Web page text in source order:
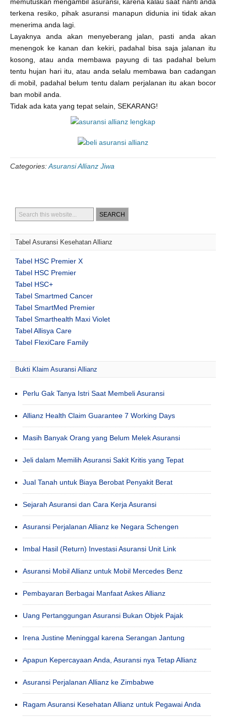
terkena resiko, pihak asuransi manapun didunia ini tidak akan
menerima anda lagi.
Layaknya anda akan menyeberang jalan, pasti anda akan
menengok ke kanan dan kekiri, padahal bisa saja jalanan itu
kosong, atau anda membawa payung di tas padahal belum
tentu hujan hari itu, atau anda selalu membawa ban cadangan
di mobil, padahal belum tentu dalam perjalanan itu akan bocor
ban mobil anda.
Tidak ada kata yang tepat selain, SEKARANG!
Categories:Asuransi Allianz Jiwa
Tabel Asuransi Kesehatan Allianz
Tabel HSC Premier X
Tabel HSC Premier
Tabel HSC+
Tabel Smartmed Cancer
Tabel SmartMed Premier
Tabel Smarthealth Maxi Violet
Tabel Allisya Care
Tabel FlexiCare Family
Bukti Klaim Asuransi Allianz
Perlu Gak Tanya Istri Saat Membeli Asuransi
Allianz Health Claim Guarantee 7 Working Days
Masih Banyak Orang yang Belum Melek Asuransi
Jeli dalam Memilih Asuransi Sakit Kritis yang Tepat
Jual Tanah untuk Biaya Berobat Penyakit Berat
Sejarah Asuransi dan Cara Kerja Asuransi
Asuransi Perjalanan Allianz ke Negara Schengen
Imbal Hasil (Return) Investasi Asuransi Unit Link
Asuransi Mobil Allianz untuk Mobil Mercedes Benz
Pembayaran Berbagai Manfaat Askes Allianz
Uang Pertanggungan Asuransi Bukan Objek Pajak
Irena Justine Meninggal karena Serangan Jantung
Apapun Kepercayaan Anda, Asuransi nya Tetap Allianz
Asuransi Perjalanan Allianz ke Zimbabwe
Ragam Asuransi Kesehatan Allianz untuk Pegawai Anda